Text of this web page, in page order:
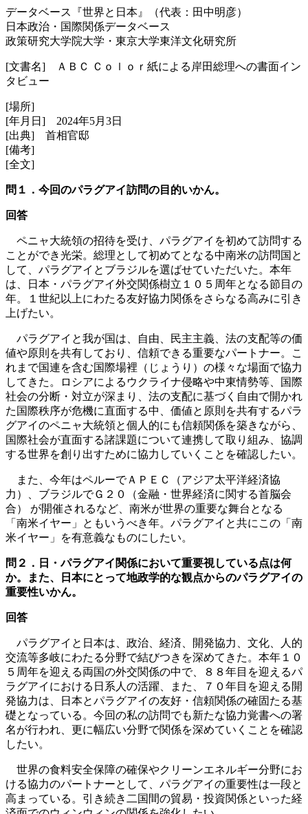
データベース『世界と日本』（代表：田中明彦）
日本政治・国際関係データベース
政策研究大学院大学・東京大学東洋文化研究所
[文書名] ＡＢＣ Ｃｏｌｏｒ紙による岸田総理への書面イン
タビュー
[場所]
[年月日] 2024年5月3日
[出典] 首相官邸
[備考]
[全文]
問１．今回のパラグアイ訪問の目的いかん。
回答
ペニャ大統領の招待を受け、パラグアイを初めて訪問する
ことができ光栄。総理として初めてとなる中南米の訪問国と
して、パラグアイとブラジルを選ばせていただいた。本年
は、日本・パラグアイ外交関係樹立１０５周年となる節目の
年。１世紀以上にわたる友好協力関係をさらなる高みに引き
上げたい。
パラグアイと我が国は、自由、民主主義、法の支配等の価
値や原則を共有しており、信頼できる重要なパートナー。こ
れまで国連を含む国際場裡（じょうり）の様々な場面で協力
してきた。ロシアによるウクライナ侵略や中東情勢等、国際
社会の分断・対立が深まり、法の支配に基づく自由で開かれ
た国際秩序が危機に直面する中、価値と原則を共有するパラ
グアイのペニャ大統領と個人的にも信頼関係を築きながら、
国際社会が直面する諸課題について連携して取り組み、協調
する世界を創り出すために協力していくことを確認したい。
また、今年はペルーでＡＰＥＣ（アジア太平洋経済協
力）、ブラジルでＧ２０（金融・世界経済に関する首脳会
合） が開催されるなど、南米が世界の重要な舞台となる
「南米イヤー」ともいうべき年。パラグアイと共にこの「南
米イヤー」を有意義なものにしたい。
問２．日・パラグアイ関係において重要視している点は何
か。また、日本にとって地政学的な観点からのパラグアイの
重要性いかん。
回答
パラグアイと日本は、政治、経済、開発協力、文化、人的
交流等多岐にわたる分野で結びつきを深めてきた。本年１０
５周年を迎える両国の外交関係の中で、８８年目を迎えるパ
ラグアイにおける日系人の活躍、また、７０年目を迎える開
発協力は、日本とパラグアイの友好・信頼関係の確固たる基
礎となっている。今回の私の訪問でも新たな協力覚書への署
名が行われ、更に幅広い分野で関係を深めていくことを確認
したい。
世界の食料安全保障の確保やクリーンエネルギー分野にお
ける協力のパートナーとして、パラグアイの重要性は一段と
高まっている。引き続き二国間の貿易・投資関係といった経